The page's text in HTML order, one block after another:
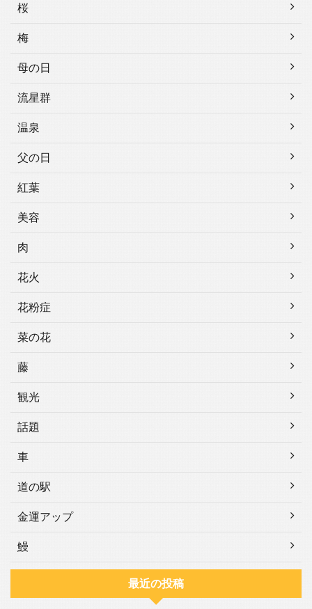
桜
梅
母の日
流星群
温泉
父の日
紅葉
美容
肉
花火
花粉症
菜の花
藤
観光
話題
車
道の駅
金運アップ
鰻
最近の投稿